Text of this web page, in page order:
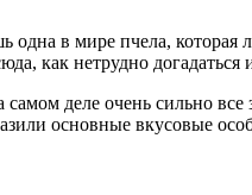
в мире пчела, которая
как нетрудно догадаться
деле очень сильно все
основные вкусовые